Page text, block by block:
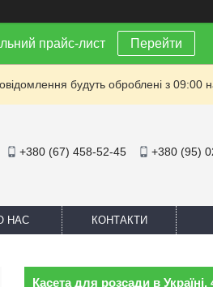
прайс-лист Перейти
будуть оброблені з 09:00
+380 (67) 458-52-45 +380 (95)
НАС КОНТАКТИ
Касета для розсади в Україні,